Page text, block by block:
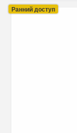
Ранний доступ